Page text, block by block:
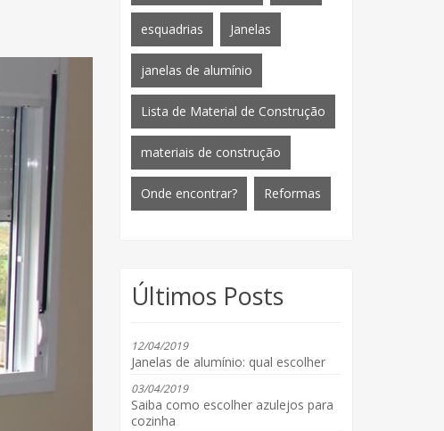
esquadrias Janelas
janelas de alumínio
Lista de Material de Construção
materiais de construção
Onde encontrar? Reformas
Últimos Posts
12/04/2019
Janelas de alumínio: qual escolher
03/04/2019
Saiba como escolher azulejos para
cozinha